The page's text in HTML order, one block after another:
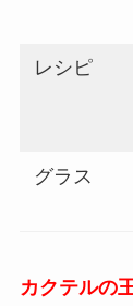
レシピ
グラス
カクテルの